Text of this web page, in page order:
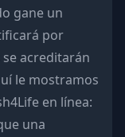
gane un
por
acreditarán
le mostramos
en línea:
una